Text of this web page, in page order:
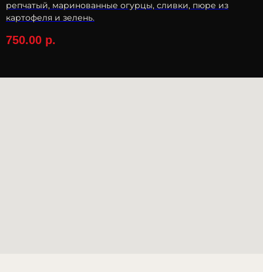
репчатый, маринованные огурцы, сливки, пюре из
картофеля и зелень.
750.00 р.